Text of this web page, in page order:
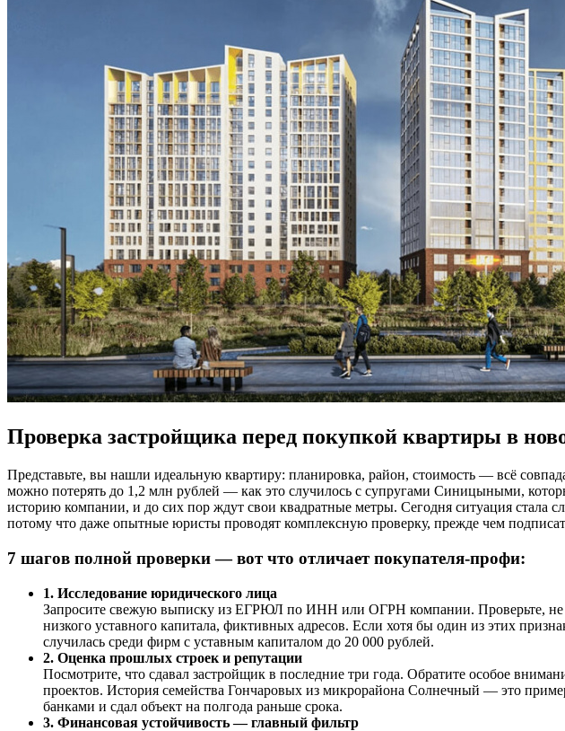
Проверка застройщика перед покупкой квартиры в
Представьте, вы нашли идеальную квартиру: планировка, район, стоимость — всё
можно потерять до 1,2 млн рублей — как это случилось с супругами Синицыными,
историю компании, и до сих пор ждут свои квадратные метры. Сегодня ситуация
потому что даже опытные юристы проводят комплексную проверку, прежде чем
7 шагов полной проверки — вот что отличает покупателя-профи:
1. Исследование юридического лица
Запросите свежую выписку из ЕГРЮЛ по ИНН или ОГРН компании. Проверьте, не
низкого уставного капитала, фиктивных адресов. Если хотя бы один из этих
случилась среди фирм с уставным капиталом до 20 000 рублей.
2. Оценка прошлых строек и репутации
Посмотрите, что сдавал застройщик в последние три года. Обратите особое
проектов. История семейства Гончаровых из микрорайона Солнечный — это
банками и сдал объект на полгода раньше срока.
3. Финансовая устойчивость — главный фильтр